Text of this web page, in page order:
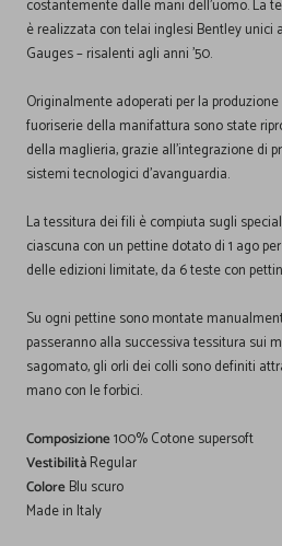
costantemente dalle mani dell'uomo. La
è realizzata con telai inglesi Bentley unici
Gauges – risalenti agli anni '50.
Originalmente adoperati per la
fuoriserie della manifattura sono state
della maglieria, grazie all'integrazione di
sistemi tecnologici d'avanguardia.
La tessitura dei fili è compiuta sugli
ciascuna con un pettine dotato di 1 ago
delle edizioni limitate, da 6 teste con
Su ogni pettine sono montate
passeranno alla successiva tessitura sui
sagomato, gli orli dei colli sono definiti
mano con le forbici.
Composizione100% Cotone supersoft
VestibilitàRegular
ColoreBlu scuro
Made in Italy